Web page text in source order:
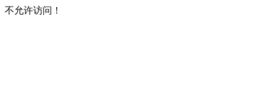
不允许访问！